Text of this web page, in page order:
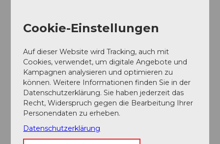
Der Fahrplan des Postautos in die Göscheneralp
ist folgender:Fahrplan Postauto
Bei weiteren Fragen melden Sie sich gerne bei:
Ferienregion Andermatt, +41 41 888 71
00, info@andermatt.swiss
Autor:in
Cookie-Einstellungen
Auf dieser Website wird Tracking, auch mit
Cookies, verwendet, um digitale Angebote und
Kampagnen analysieren und optimieren zu
können. Weitere Informationen finden Sie in der
Datenschutzerklärung. Sie haben jederzeit das
Recht, Widerspruch gegen die Bearbeitung Ihrer
Personendaten zu erheben.
Datenschutzerklärung